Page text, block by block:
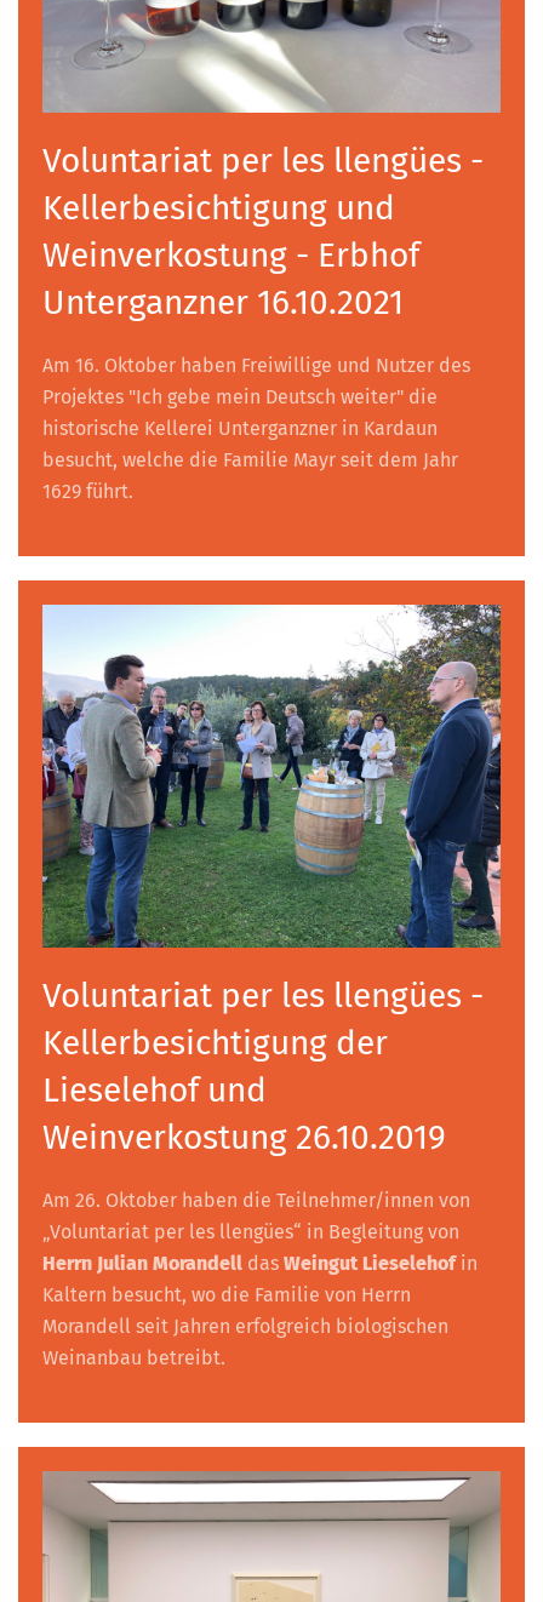
Voluntariat per les llengües -
Kellerbesichtigung und
Weinverkostung - Erbhof
Unterganzner 16.10.2021
Am 16. Oktober haben Freiwillige und Nutzer des
Projektes "Ich gebe mein Deutsch weiter" die
historische Kellerei Unterganzner in Kardaun
besucht, welche die Familie Mayr seit dem Jahr
1629 führt.
Voluntariat per les llengües -
Kellerbesichtigung der
Lieselehof und
Weinverkostung 26.10.2019
Am 26. Oktober haben die Teilnehmer/innen von
„Voluntariat per les llengües“ in Begleitung von
Herrn Julian Morandell das Weingut Lieselehofin
Kaltern besucht, wo die Familie von Herrn
Morandell seit Jahren erfolgreich biologischen
Weinanbau betreibt.